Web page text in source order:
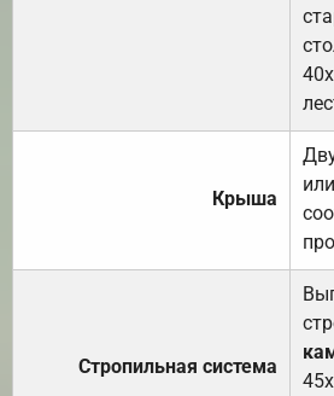
Крыша
Стропильная система